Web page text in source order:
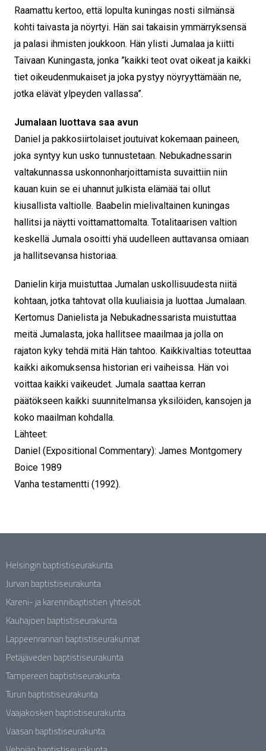
Raamattu kertoo, että lopulta kuningas nosti silmänsä
kohti taivasta ja nöyrtyi. Hän sai takaisin ymmärryksensä
ja palasi ihmisten joukkoon. Hän ylisti Jumalaa ja kiitti
Taivaan Kuningasta, jonka ”kaikki teot ovat oikeat ja kaikki
tiet oikeudenmukaiset ja joka pystyy nöyryyttämään ne,
jotka elävät ylpeyden vallassa”.
Jumalaan luottava saa avun
Daniel ja pakkosiirtolaiset joutuivat kokemaan paineen,
joka syntyy kun usko tunnustetaan. Nebukadnessarin
valtakunnassa uskonnonharjoittamista suvaittiin niin
kauan kuin se ei uhannut julkista elämää tai ollut
kiusallista valtiolle. Baabelin mielivaltainen kuningas
hallitsi ja näytti voittamattomalta. Totalitaarisen valtion
keskellä Jumala osoitti yhä uudelleen auttavansa omiaan
ja hallitsevansa historiaa.
Danielin kirja muistuttaa Jumalan uskollisuudesta niitä
kohtaan, jotka tahtovat olla kuuliaisia ja luottaa Jumalaan.
Kertomus Danielista ja Nebukadnessarista muistuttaa
meitä Jumalasta, joka hallitsee maailmaa ja jolla on
rajaton kyky tehdä mitä Hän tahtoo. Kaikkivaltias toteuttaa
kaikki aikomuksensa historian eri vaiheissa. Hän voi
voittaa kaikki vaikeudet. Jumala saattaa kerran
päätökseen kaikki suunnitelmansa yksilöiden, kansojen ja
koko maailman kohdalla.
Lähteet:
Daniel (Expositional Commentary): James Montgomery
Boice 1989
Vanha testamentti (1992).
Helsingin baptistiseurakunta
Jurvan baptistiseurakunta
Kareni- ja karennibaptistien yhteisöt
Kauhajoen baptistiseurakunta
Lappeenrannan baptistiseurakunnat
Petäjäveden baptistiseurakunta
Tampereen baptistiseurakunta
Turun baptistiseurakunta
Vaajakosken baptistiseurakunta
Vaasan baptistiseurakunta